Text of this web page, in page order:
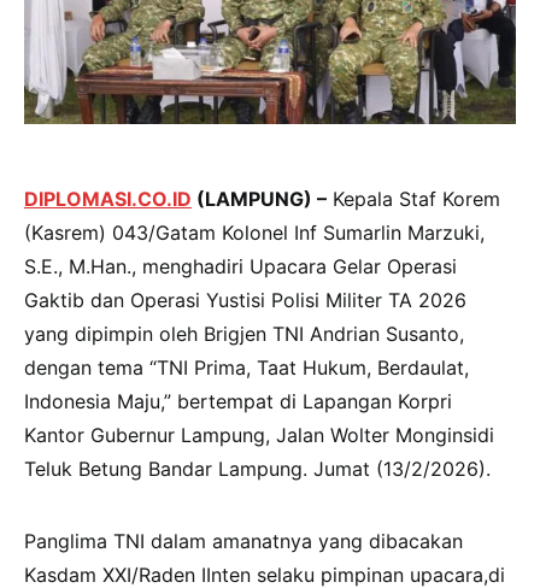
DIPLOMASI.CO.ID (LAMPUNG) – Kepala Staf Korem
(Kasrem) 043/Gatam Kolonel Inf Sumarlin Marzuki,
S.E., M.Han., menghadiri Upacara Gelar Operasi
Gaktib dan Operasi Yustisi Polisi Militer TA 2026
yang dipimpin oleh Brigjen TNI Andrian Susanto,
dengan tema “TNI Prima, Taat Hukum, Berdaulat,
Indonesia Maju,” bertempat di Lapangan Korpri
Kantor Gubernur Lampung, Jalan Wolter Monginsidi
Teluk Betung Bandar Lampung. Jumat (13/2/2026).
Panglima TNI dalam amanatnya yang dibacakan
Kasdam XXI/Raden IInten selaku pimpinan upacara,di